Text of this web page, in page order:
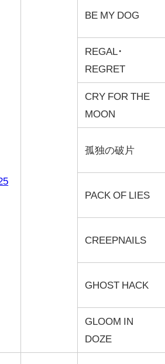
BE MY DOG
REGAL･
REGRET
CRY FOR THE
MOON
孤独の破片
PACK OF LIES
CREEPNAILS
GHOST HACK
GLOOM IN
DOZE